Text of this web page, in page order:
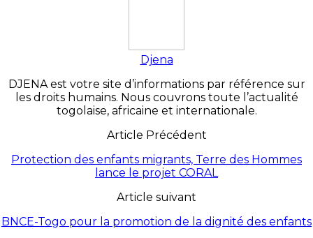
Djena
DJENA est votre site d’informations par référence sur
les droits humains. Nous couvrons toute l’actualité
togolaise, africaine et internationale.
Article Précédent
Protection des enfants migrants, Terre des Hommes
lance le projet CORAL
Article suivant
BNCE-Togo pour la promotion de la dignité des enfants